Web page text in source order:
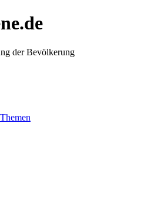
der Bevölkerung